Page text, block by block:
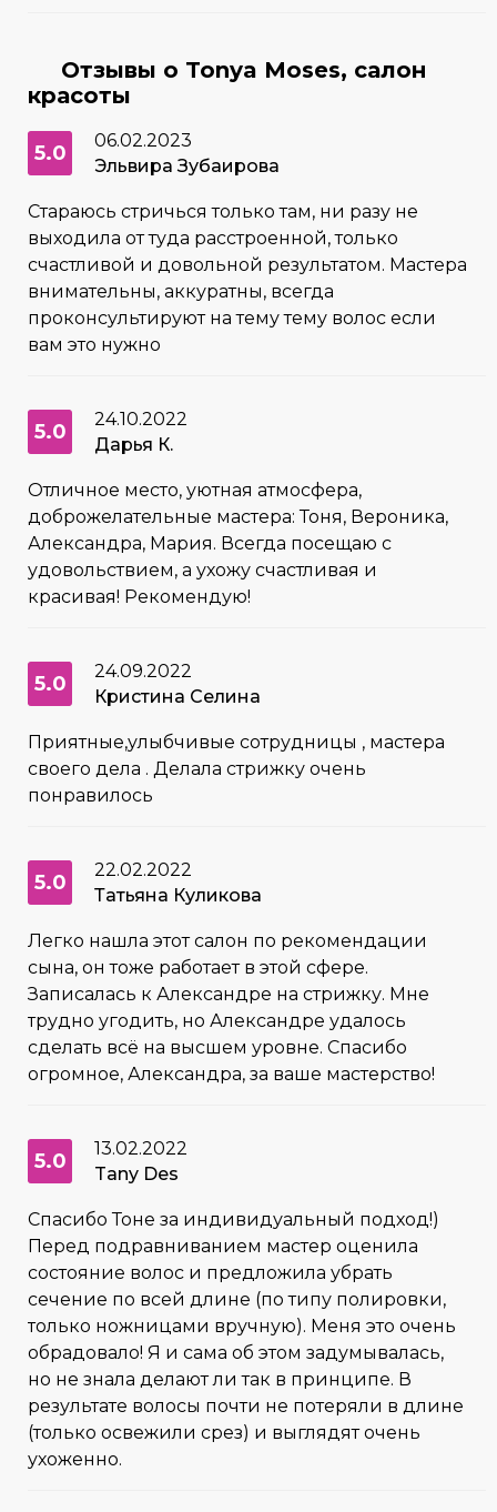
Отзывы о Tonya Moses, салон
красоты
5.0
06.02.2023
Эльвира Зубаирова
Стараюсь стричься только там, ни разу не
выходила от туда расстроенной, только
счастливой и довольной результатом. Мастера
внимательны, аккуратны, всегда
проконсультируют на тему тему волос если
вам это нужно
5.0
24.10.2022
Дарья К.
Отличное место, уютная атмосфера,
доброжелательные мастера: Тоня, Вероника,
Александра, Мария. Всегда посещаю с
удовольствием, а ухожу счастливая и
красивая! Рекомендую!
5.0
24.09.2022
Кристина Селина
Приятные,улыбчивые сотрудницы , мастера
своего дела . Делала стрижку очень
понравилось
5.0
22.02.2022
Татьяна Куликова
Легко нашла этот салон по рекомендации
сына, он тоже работает в этой сфере.
Записалась к Александре на стрижку. Мне
трудно угодить, но Александре удалось
сделать всё на высшем уровне. Спасибо
огромное, Александра, за ваше мастерство!
5.0
13.02.2022
Tany Des
Спасибо Тоне за индивидуальный подход!)
Перед подравниванием мастер оценила
состояние волос и предложила убрать
сечение по всей длине (по типу полировки,
только ножницами вручную). Меня это очень
обрадовало! Я и сама об этом задумывалась,
но не знала делают ли так в принципе. В
результате волосы почти не потеряли в длине
(только освежили срез) и выглядят очень
ухоженно.